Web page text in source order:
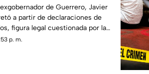
que metió a la cárcel a
de Guerrero, Javier
a partir de declaraciones de
figura legal cuestionada por la
p. m.